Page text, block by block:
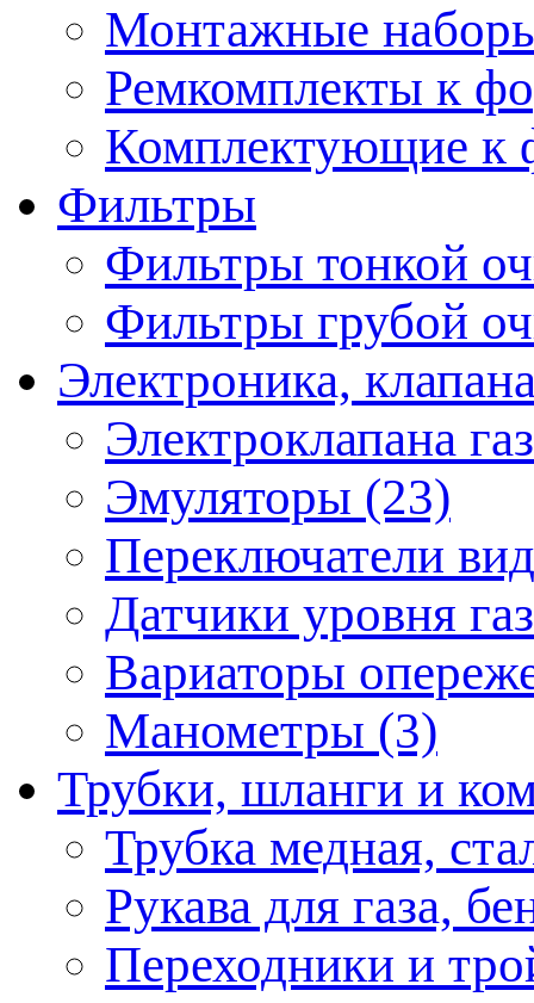
Монтажные
Ремкомплекты к
Комплектующие к
Фильтры
Фильтры тонкой
Фильтры грубой
Электроника,
Электроклапана
Эмуляторы (23)
Переключатели
Датчики уровня
Вариаторы
Манометры (3)
Трубки, шланги и
Трубка медная,
Рукава для газа,
Переходники и